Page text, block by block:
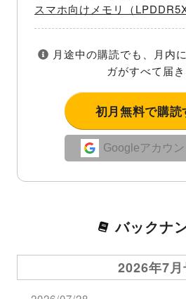
スマホ向けメモリ（
月途中の購読でも、月内
ガがすべて届
初月無料で購読
Googleアカウ
バックナ
2026年7月